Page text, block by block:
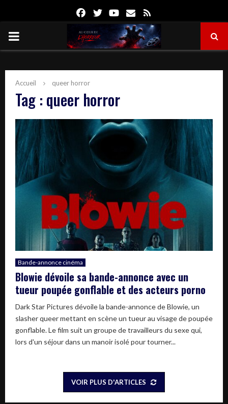
FacebookTwitterYoutube
Email
PRIMARY
Accueil queer horror
Tag : queer horror
Bande-annonce cinéma
Blowie dévoile sa bande-annonce avec un
tueur poupée gonflable et des acteurs porno
Dark Star Pictures dévoile la bande-annonce de Blowie, un
slasher queer mettant en scène un tueur au visage de poupée
gonflable. Le film suit un groupe de travailleurs du sexe qui,
lors d'un séjour dans un manoir isolé pour tourner...
VOIR PLUS D'ARTICLES